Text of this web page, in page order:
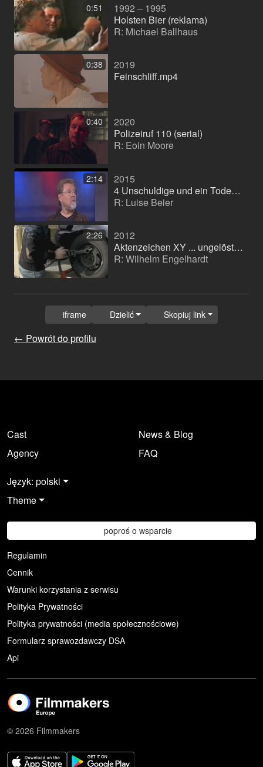
0:51
1992 – 1995
Holsten Bier (reklama)
R: Michael Ballhaus
0:38
2019
Feinschliff.mp4
0:40
2020
Polizeiruf 110 (serial)
R: Eoin Moore
2:14
2015
4 Unschuldige und ein Todesfall
R: Luise Beier
2:26
2012
Aktenzeichen XY ... ungelöst (magazyn telewizyjny)
R: Wilhelm Engelhardt
← Powrót do profilu
iframe Dzielić Skopiuj link
Cast
Agency
News & Blog
FAQ
Język: polski
Theme
poproś o wsparcie
Regulamin
Cennik
Warunki korzystania z serwisu
Polityka Prywatności
Polityka prywatności (media społecznościowe)
Formularz sprawozdawczy DSA
Api
© 2026 Filmmakers